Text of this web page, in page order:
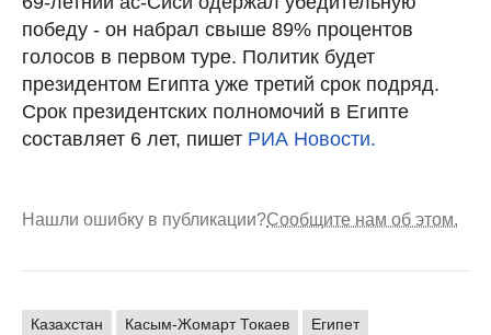
победу - он набрал свыше 89% процентов
голосов в первом туре. Политик будет
президентом Египта уже третий срок подряд.
Срок президентских полномочий в Египте
составляет 6 лет, пишет РИА Новости.
Нашли ошибку в публикации?Сообщите нам об этом.
Казахстан Касым-Жомарт Токаев Египет